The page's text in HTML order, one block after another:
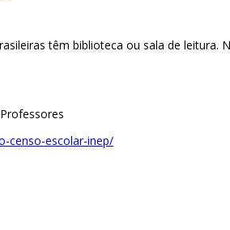
têm biblioteca ou sala de
censo-escolar-inep/